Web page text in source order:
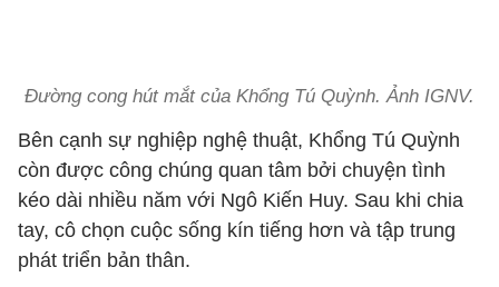
Đường cong hút mắt của Khổng Tú Quỳnh. Ảnh IGNV.
Bên cạnh sự nghiệp nghệ thuật, Khổng Tú Quỳnh
còn được công chúng quan tâm bởi chuyện tình
kéo dài nhiều năm với Ngô Kiến Huy. Sau khi chia
tay, cô chọn cuộc sống kín tiếng hơn và tập trung
phát triển bản thân.